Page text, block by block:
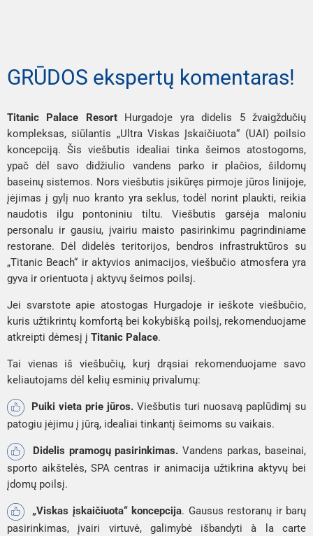
GRŪDOS ekspertų komentaras!
Titanic Palace ResortHurgadoje yra didelis 5 žvaigždučių
kompleksas, siūlantis „Ultra Viskas Įskaičiuota“ (UAI) poilsio
koncepciją. Šis viešbutis idealiai tinka šeimos atostogoms,
ypač dėl savo didžiulio vandens parko ir plačios, šildomų
baseinų sistemos. Nors viešbutis įsikūręs pirmoje jūros linijoje,
įėjimas į gylį nuo kranto yra seklus, todėl norint plaukti, reikia
naudotis ilgu pontoniniu tiltu. Viešbutis garsėja maloniu
personalu ir gausiu, įvairiu maisto pasirinkimu pagrindiniame
restorane. Dėl didelės teritorijos, bendros infrastruktūros su
„Titanic Beach“ ir aktyvios animacijos, viešbučio atmosfera yra
gyva ir orientuota į aktyvų šeimos poilsį.
Jei svarstote apie atostogas Hurgadoje ir ieškote viešbučio,
kuris užtikrintų komfortą bei kokybišką poilsį, rekomenduojame
atkreipti dėmesį į Titanic Palace.
Tai vienas iš viešbučių, kurį drąsiai rekomenduojame savo
keliautojams dėl kelių esminių privalumų:
Puiki vieta prie jūros. Viešbutis turi nuosavą paplūdimį su
patogiu įėjimu į jūrą, idealiai tinkantį šeimoms su vaikais.
Didelis pramogų pasirinkimas.Vandens parkas, baseinai,
sporto aikštelės, SPA centras ir animacija užtikrina aktyvų bei
įdomų poilsį.
„Viskas įskaičiuota“ koncepcija. Gausus restoranų ir barų
pasirinkimas, įvairi virtuvė, galimybė išbandyti à la carte